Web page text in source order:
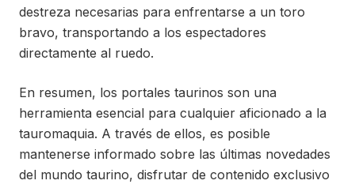
destreza necesarias para enfrentarse a un toro
bravo, transportando a los espectadores
directamente al ruedo.
En resumen, los portales taurinos son una
herramienta esencial para cualquier aficionado a la
tauromaquia. A través de ellos, es posible
mantenerse informado sobre las últimas novedades
del mundo taurino, disfrutar de contenido exclusivo